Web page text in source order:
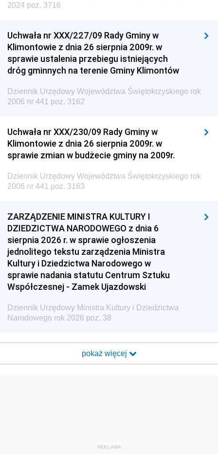
2024 poz. 3716
Uchwała nr XXX/227/09 Rady Gminy w
Klimontowie z dnia 26 sierpnia 2009r. w
sprawie ustalenia przebiegu istniejących
dróg gminnych na terenie Gminy Klimontów
Dziennik Urzędowy Województwa Świętokrzyskiego rok
2006 nr 441 poz. 3162
Uchwała nr XXX/230/09 Rady Gminy w
Klimontowie z dnia 26 sierpnia 2009r. w
sprawie zmian w budżecie gminy na 2009r.
Dziennik Urzędowy Województwa Świętokrzyskiego rok
2006 nr 441 poz. 3163
ZARZĄDZENIE MINISTRA KULTURY I
DZIEDZICTWA NARODOWEGO z dnia 6
sierpnia 2026 r. w sprawie ogłoszenia
jednolitego tekstu zarządzenia Ministra
Kultury i Dziedzictwa Narodowego w
sprawie nadania statutu Centrum Sztuku
Współczesnej - Zamek Ujazdowski
Dziennik Urzędowy Ministra Kultury i Dziedzictwa
Narodowego rok 2026 poz. 38
pokaż więcej
REKLAMA